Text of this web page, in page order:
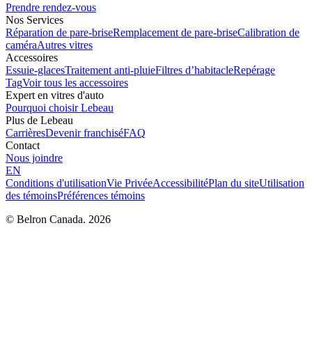
Prendre rendez-vous
Nos Services
Réparation de pare-briseRemplacement de pare-briseCalibration de
caméraAutres vitres
Accessoires
Essuie-glacesTraitement anti-pluieFiltres d’habitacleRepérage
TagVoir tous les accessoires
Expert en vitres d'auto
Pourquoi choisir Lebeau
Plus de Lebeau
CarrièresDevenir franchiséFAQ
Contact
Nous joindre
EN
Conditions d'utilisationVie PrivéeAccessibilitéPlan du siteUtilisation
des témoinsPréférences témoins
© Belron Canada. 2026